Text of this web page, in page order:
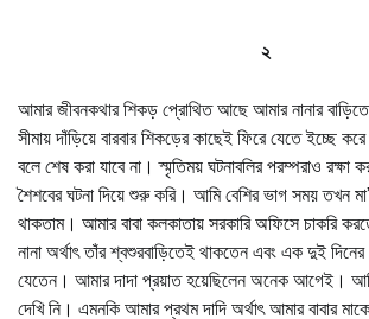
২
আমার জীবনকথার শিকড় প্রোথিত আছে আমার নানার
সীমায় দাঁড়িয়ে বারবার শিকড়ের কাছেই ফিরে যেতে ইচ্ছে
বলে শেষ করা যাবে না। স্মৃতিময় ঘটনাবলির পরম্পরাও রক্ষা
শৈশবের ঘটনা দিয়ে শুরু করি। আমি বেশির ভাগ সময় তখন
থাকতাম। আমার বাবা কলকাতায় সরকারি অফিসে চাকরি
নানা অর্থাৎ তাঁর শ্বশুরবাড়িতেই থাকতেন এবং এক দুই দিনের
যেতেন। আমার দাদা প্রয়াত হয়েছিলেন অনেক আগেই।
দেখি নি। এমনকি আমার প্রথম দাদি অর্থাৎ আমার বাবার